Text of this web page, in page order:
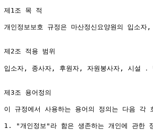
제1조 목 적
개인정보보호 규정은 마산정신요양원의 입
제2조 적용 범위
입소자, 종사자, 후원자, 자원봉사자, 시설 ․
제3조 용어정의
이 규정에서 사용하는 용어의 정의는 다음 각
1. "개인정보"라 함은 생존하는 개인에 관한